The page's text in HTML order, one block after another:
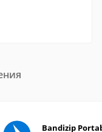
Bandizip